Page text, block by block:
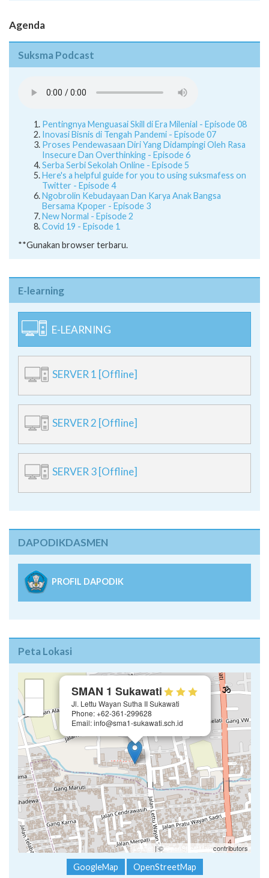
Agenda
Suksma Podcast
Pentingnya Menguasai Skill di Era Milenial - Episode 08
Inovasi Bisnis di Tengah Pandemi - Episode 07
Proses Pendewasaan Diri Yang Didampingi Oleh Rasa
Insecure Dan Overthinking - Episode 6
Serba Serbi Sekolah Online - Episode 5
Here's a helpful guide for you to using suksmafess on
Twitter - Episode 4
Ngobrolin Kebudayaan Dan Karya Anak Bangsa
Bersama Kpoper - Episode 3
New Normal - Episode 2
Covid 19 - Episode 1
**Gunakan browser terbaru.
E-learning
E-LEARNING
SERVER 1 [Offline]
SERVER 2 [Offline]
SERVER 3 [Offline]
DAPODIKDASMEN
PROFIL DAPODIK
Peta Lokasi
SMAN 1 Sukawati
Jl. Lettu Wayan Sutha II Sukawati
Phone: +62-361-299628
Email: info@sma1-sukawati.sch.id
Leaflet | ©OpenStreetMap contributors
GoogleMap OpenStreetMap